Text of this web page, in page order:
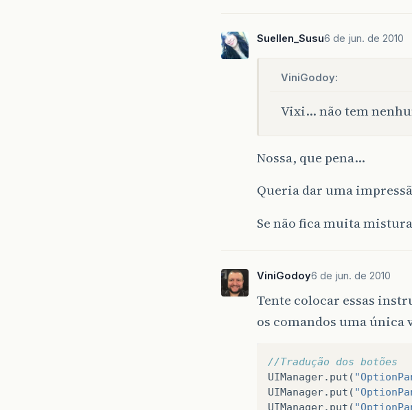
Suellen_Susu6 de jun. de 2010
ViniGodoy:
Vixi… não tem
Nossa, que pena…
Queria dar uma
Se não fica muita
ViniGodoy6 de jun. de 2010
Tente colocar essas
os comandos uma única
//Tradução dos botões
UIManager. put (
UIManager. put (
UIManager. put (